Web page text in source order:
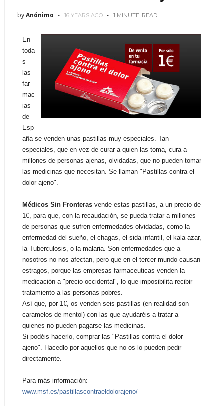
byAnónimo 16 YEARS AGO 1 MINUTE READ
En
toda
s
las
far
mac
ias
de
Esp
aña se venden unas pastillas muy especiales. Tan
especiales, que en vez de curar a quien las toma, cura a
millones de personas ajenas, olvidadas, que no pueden tomar
las medicinas que necesitan. Se llaman "Pastillas contra el
dolor ajeno".
Médicos Sin Fronterasvende estas pastillas, a un precio de
1€, para que, con la recaudación, se pueda tratar a millones
de personas que sufren enfermedades olvidadas, como la
enfermedad del sueño, el chagas, el sida infantil, el kala azar,
la Tuberculosis, o la malaria. Son enfermedades que a
nosotros no nos afectan, pero que en el tercer mundo causan
estragos, porque las empresas farmaceuticas venden la
medicación a "precio occidental", lo que imposibilita recibir
tratamiento a las personas pobres.
Así que, por 1€, os venden seis pastillas (en realidad son
caramelos de mentol) con las que ayudaréis a tratar a
quienes no pueden pagarse las medicinas.
Si podéis hacerlo, comprar las "Pastillas contra el dolor
ajeno". Hacedlo por aquellos que no os lo pueden pedir
directamente.
Para más información:
www.msf.es/pastillascontraeldolorajeno/